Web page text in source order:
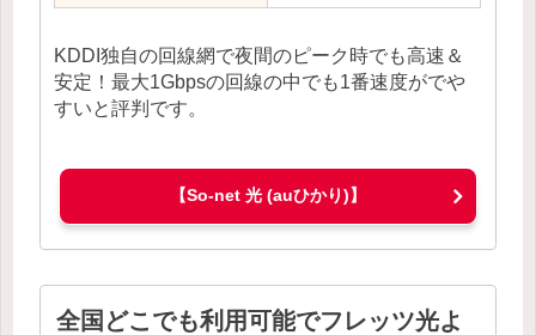
KDDI独自の回線網で夜間のピーク時でも高速＆
安定！最大1Gbpsの回線の中でも1番速度がでや
すいと評判です。
【So-net 光 (auひかり)】
全国どこでも利用可能でフレッツ光よ